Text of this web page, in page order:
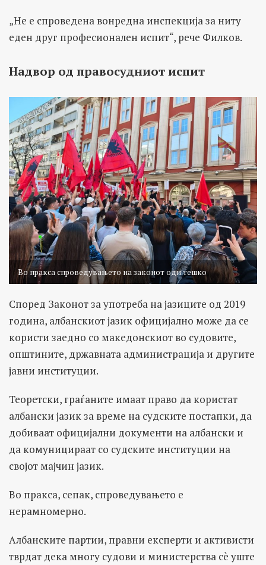
„Не е спроведена вонредна инспекција за ниту
еден друг професионален испит“, рече Филков.
Надвор од правосудниот испит
Во пракса спроведувањето на законот оди тешко
Според Законот за употреба на јазиците од 2019
година, албанскиот јазик официјално може да се
користи заедно со македонскиот во судовите,
општините, државната администрација и другите
јавни институции.
Теоретски, граѓаните имаат право да користат
албански јазик за време на судските постапки, да
добиваат официјални документи на албански и
да комуницираат со судските институции на
својот мајчин јазик.
Во пракса, сепак, спроведувањето е
нерамномерно.
Албанските партии, правни експерти и активисти
тврдат дека многу судови и министерства сè уште